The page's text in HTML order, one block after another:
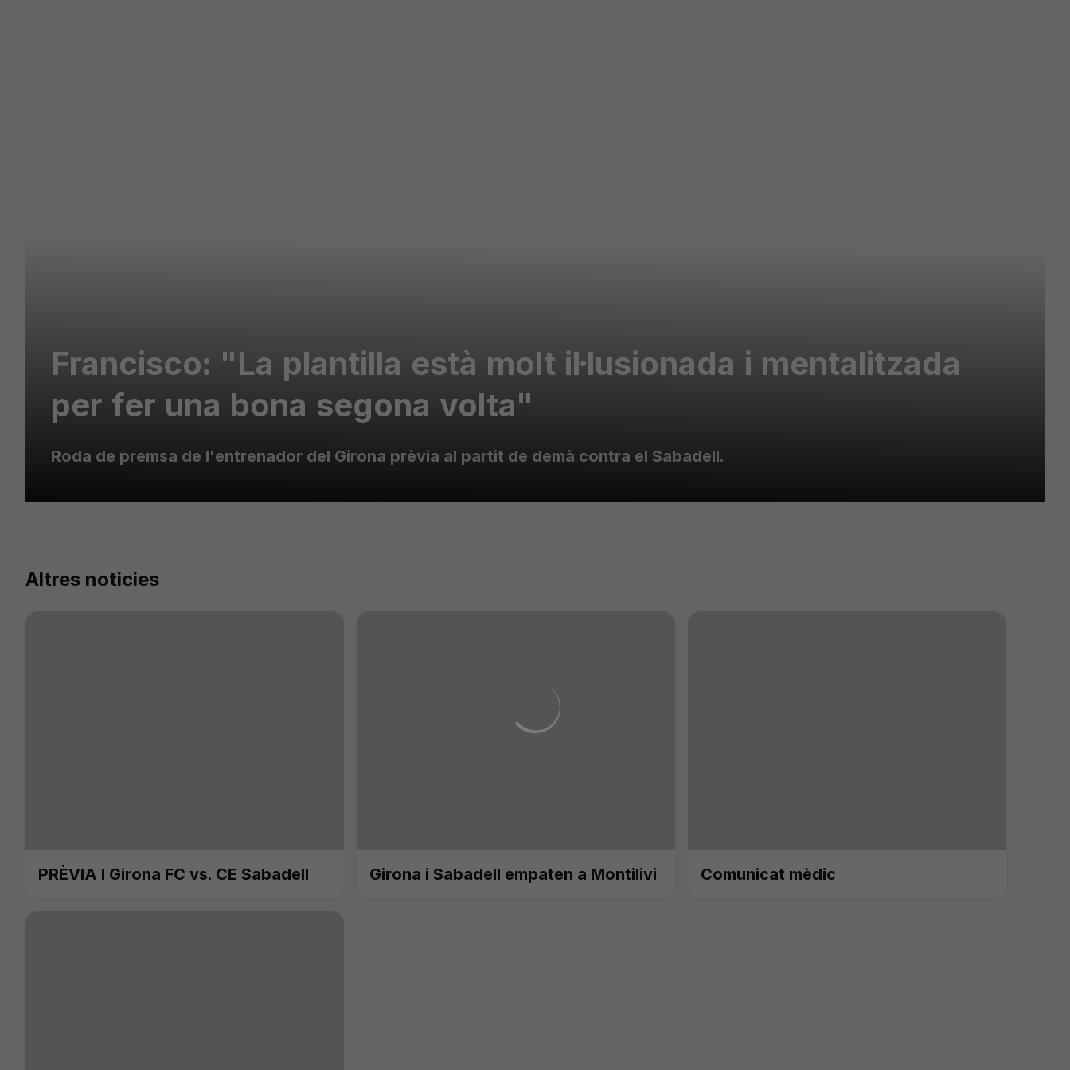
Francisco: "La plantilla està molt il·lusionada i mentalitzada
per fer una bona segona volta"
Roda de premsa de l'entrenador del Girona prèvia al partit de demà contra el Sabadell.
Altres noticies
PRÈVIA I Girona FC vs. CE Sabadell Girona i Sabadell empaten a Montilivi Comunicat mèdic